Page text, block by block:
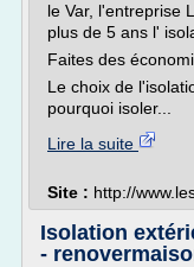
le Var, l'entreprise
plus de 5 ans l'
Faites des
Le choix de
pourquoi isoler...
Lire la suite
Site : http://
Isolation
-